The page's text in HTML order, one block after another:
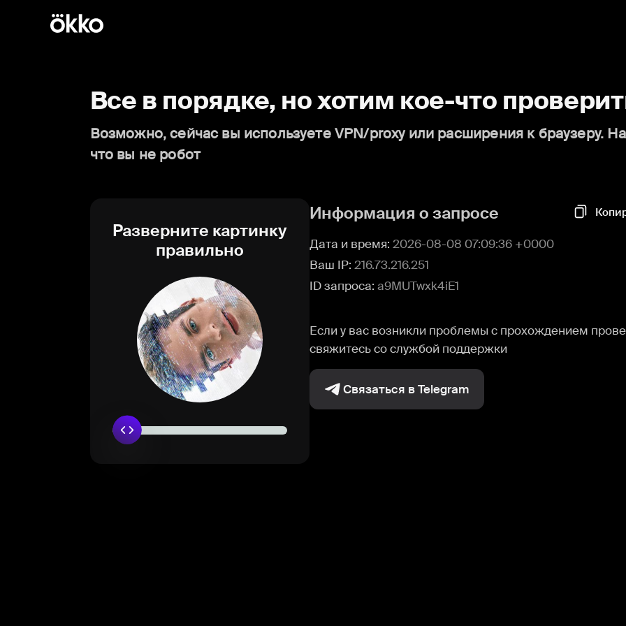
Все в порядке, но хотим кое-что
Возможно, сейчас вы используете VPN/proxy или расширения к браузеру.
что вы не робот
Разверните картинку
правильно
Информация о запросе
Дата и время: 2026-08-08 07:09:36 +0000
Ваш IP: 216.73.216.251
ID запроса: a9MUTwxk4iE1
Если у вас возникли проблемы с прохождением
свяжитесь со службой поддержки
Связаться в Telegram